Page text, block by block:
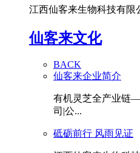
江西仙客来生物科技有限
仙客来文化
BACK
仙客来企业简介
有机灵芝全产业链
司|公...
砥砺前行 风雨见证